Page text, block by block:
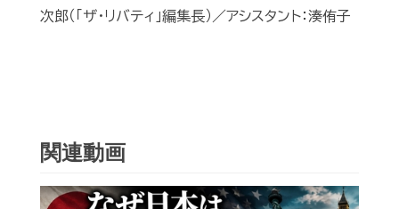
次郎（「ザ・リバティ」編集長）／アシスタント：湊侑子
関連動画